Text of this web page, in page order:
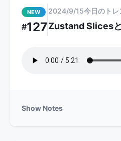
NEW
#127
2024/9/15今日のトレ
Zustand Slices
Show Notes